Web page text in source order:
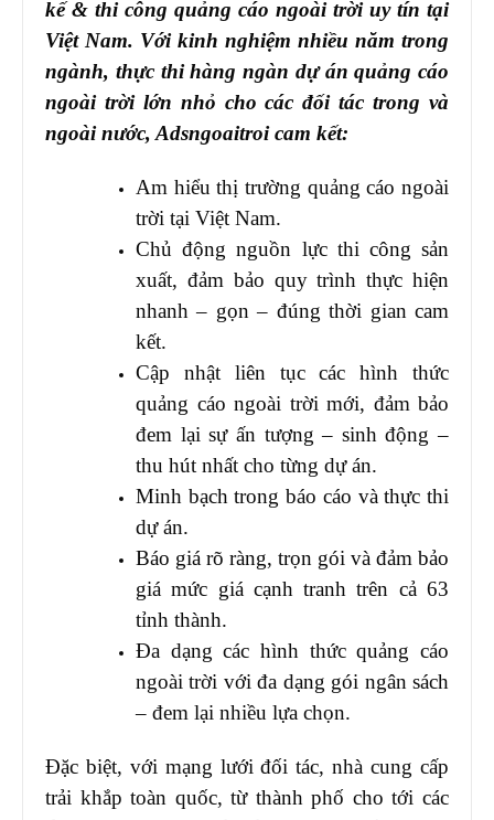
kế & thi công quảng cáo ngoài trời uy tín tại
Việt Nam. Với kinh nghiệm nhiều năm trong
ngành, thực thi hàng ngàn dự án quảng cáo
ngoài trời lớn nhỏ cho các đối tác trong và
ngoài nước, Adsngoaitroi cam kết:
Am hiểu thị trường quảng cáo ngoài
trời tại Việt Nam.
Chủ động nguồn lực thi công sản
xuất, đảm bảo quy trình thực hiện
nhanh – gọn – đúng thời gian cam
kết.
Cập nhật liên tục các hình thức
quảng cáo ngoài trời mới, đảm bảo
đem lại sự ấn tượng – sinh động –
thu hút nhất cho từng dự án.
Minh bạch trong báo cáo và thực thi
dự án.
Báo giá rõ ràng, trọn gói và đảm bảo
giá mức giá cạnh tranh trên cả 63
tỉnh thành.
Đa dạng các hình thức quảng cáo
ngoài trời với đa dạng gói ngân sách
– đem lại nhiều lựa chọn.
Đặc biệt, với mạng lưới đối tác, nhà cung cấp
trải khắp toàn quốc, từ thành phố cho tới các